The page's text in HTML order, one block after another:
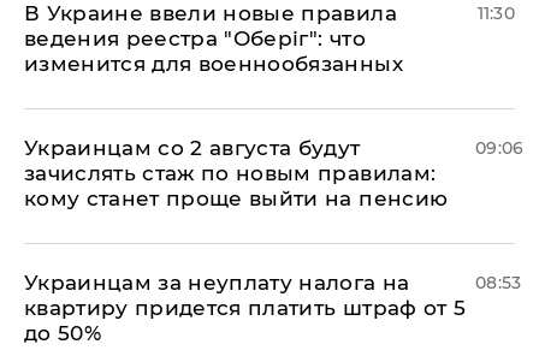
В Украине ввели новые правила
ведения реестра "Оберіг": что
изменится для военнообязанных
11:30
Украинцам со 2 августа будут
зачислять стаж по новым правилам:
кому станет проще выйти на пенсию
09:06
Украинцам за неуплату налога на
квартиру придется платить штраф от 5
до 50%
08:53